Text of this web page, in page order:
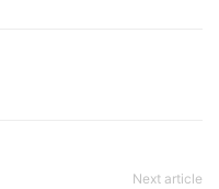
Next article